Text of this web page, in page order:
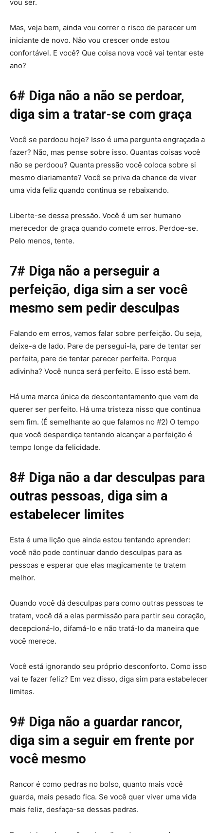
vou ser.
Mas, veja bem, ainda vou correr o risco de parecer um
iniciante de novo. Não vou crescer onde estou
confortável. E você? Que coisa nova você vai tentar este
ano?
6# Diga não a não se perdoar,
diga sim a tratar-se com graça
Você se perdoou hoje? Isso é uma pergunta engraçada a
fazer? Não, mas pense sobre isso. Quantas coisas você
não se perdoou? Quanta pressão você coloca sobre si
mesmo diariamente? Você se priva da chance de viver
uma vida feliz quando continua se rebaixando.
Liberte-se dessa pressão. Você é um ser humano
merecedor de graça quando comete erros. Perdoe-se.
Pelo menos, tente.
7# Diga não a perseguir a
perfeição, diga sim a ser você
mesmo sem pedir desculpas
Falando em erros, vamos falar sobre perfeição. Ou seja,
deixe-a de lado. Pare de persegui-la, pare de tentar ser
perfeita, pare de tentar parecer perfeita. Porque
adivinha? Você nunca será perfeito. E isso está bem.
Há uma marca única de descontentamento que vem de
querer ser perfeito. Há uma tristeza nisso que continua
sem fim. (É semelhante ao que falamos no #2) O tempo
que você desperdiça tentando alcançar a perfeição é
tempo longe da felicidade.
8# Diga não a dar desculpas para
outras pessoas, diga sim a
estabelecer limites
Esta é uma lição que ainda estou tentando aprender:
você não pode continuar dando desculpas para as
pessoas e esperar que elas magicamente te tratem
melhor.
Quando você dá desculpas para como outras pessoas te
tratam, você dá a elas permissão para partir seu coração,
decepcioná-lo, difamá-lo e não tratá-lo da maneira que
você merece.
Você está ignorando seu próprio desconforto. Como isso
vai te fazer feliz? Em vez disso, diga sim para estabelecer
limites.
9# Diga não a guardar rancor,
diga sim a seguir em frente por
você mesmo
Rancor é como pedras no bolso, quanto mais você
guarda, mais pesado fica. Se você quer viver uma vida
mais feliz, desfaça-se dessas pedras.